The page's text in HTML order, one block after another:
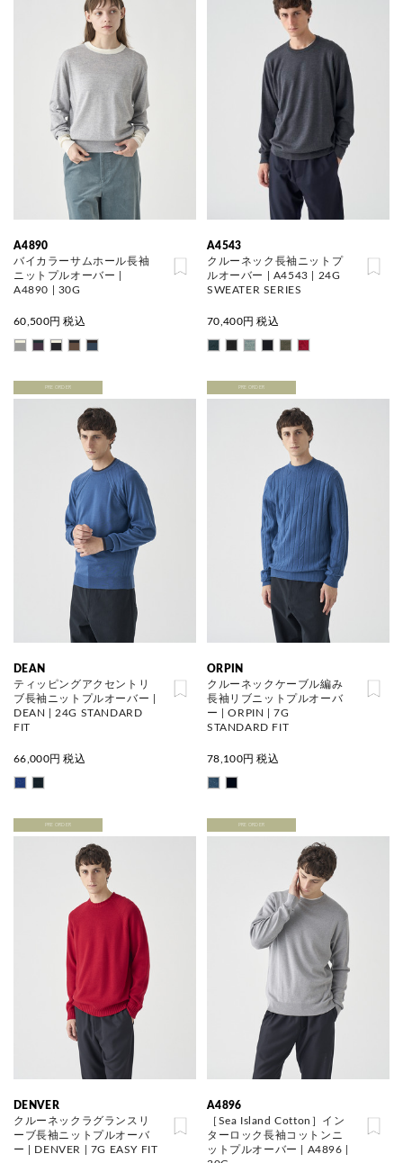
A4890
バイカラーサムホール長袖
ニットプルオーバー |
A4890 | 30G
60,500円 税込
A4543
クルーネック長袖ニットプ
ルオーバー | A4543 | 24G
SWEATER SERIES
70,400円 税込
PRE ORDER
DEAN
ティッピングアクセントリ
ブ長袖ニットプルオーバー |
DEAN | 24G STANDARD
FIT
66,000円 税込
PRE ORDER
ORPIN
クルーネックケーブル編み
長袖リブニットプルオーバ
ー | ORPIN | 7G
STANDARD FIT
78,100円 税込
PRE ORDER
DENVER
クルーネックラグランスリ
ーブ長袖ニットプルオーバ
ー | DENVER | 7G EASY FIT
PRE ORDER
A4896
［Sea Island Cotton］イン
ターロック長袖コットンニ
ットプルオーバー | A4896 |